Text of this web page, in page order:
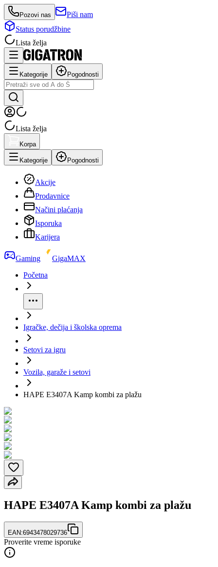
Pozovi nas
Piši nam
Status porudžbine
Lista želja
Kategorije Pogodnosti
Lista želja
Korpa
Kategorije Pogodnosti
Akcije
Prodavnice
Načini plaćanja
Isporuka
Karijera
Gaming
GigaMAX
Početna
Igračke, dečija i školska oprema
Setovi za igru
Vozila, garaže i setovi
HAPE E3407A Kamp kombi za plažu
HAPE E3407A Kamp kombi za plažu
EAN:6943478029736
Proverite vreme isporuke